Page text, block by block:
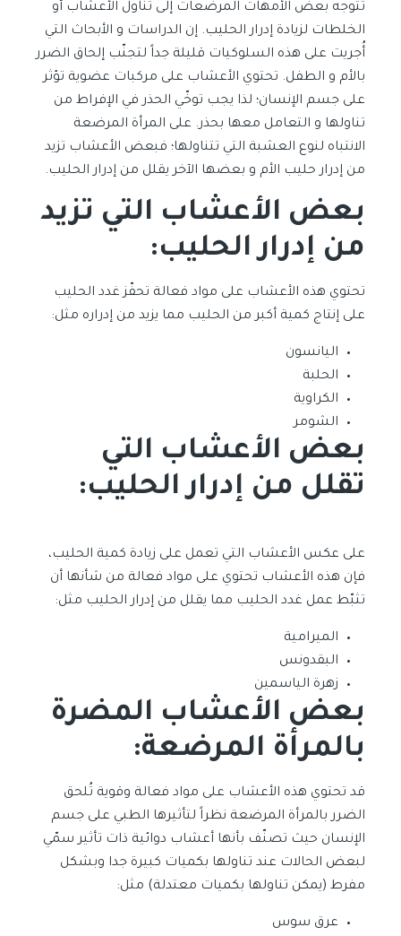
تتوجه بعض الأمهات المرضعات إلى تناول الأعشاب أو
الخلطات لزيادة إدرار الحليب. إن الدراسات و الأبحاث التي
أُجريت على هذه السلوكيات قليلة جداً لتجنّب إلحاق الضرر
بالأم و الطفل. تحتوي الأعشاب على مركبات عضوية تؤثر
على جسم الإنسان؛ لذا يجب توخّي الحذر في الإفراط من
تناولها و التعامل معها بحذر. على المرأة المرضعة
الانتباه لنوع العشبة التي تتناولها؛ فبعض الأعشاب تزيد
من إدرار حليب الأم و بعضها الآخر يقلل من إدرار الحليب.
بعض الأعشاب التي تزيد
من إدرار الحليب:
تحتوي هذه الأعشاب على مواد فعالة تحفّز غدد الحليب
على إنتاج كمية أكبر من الحليب مما يزيد من إدراره مثل:
اليانسون
الحلبة
الكراوية
الشومر
بعض الأعشاب التي
تقلل من إدرار الحليب:
على عكس الأعشاب التي تعمل على زيادة كمية الحليب،
فإن هذه الأعشاب تحتوي على مواد فعالة من شأنها أن
تثبّط عمل غدد الحليب مما يقلل من إدرار الحليب مثل:
الميرامية
البقدونس
زهرة الياسمين
بعض الأعشاب المضرة
بالمرأة المرضعة:
قد تحتوي هذه الأعشاب على مواد فعالة وقوية تُلحق
الضرر بالمرأة المرضعة نظراً لتأثيرها الطبي على جسم
الإنسان حيث تصنّف بأنها أعشاب دوائية ذات تأثير سمّي
لبعض الحالات عند تناولها بكميات كبيرة جدا وبشكل
مفرط (يمكن تناولها بكميات معتدلة) مثل:
عرق سوس